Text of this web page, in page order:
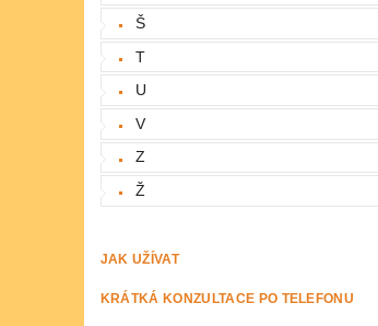
Š
T
U
V
Z
Ž
JAK UŽÍVAT
KRÁTKÁ KONZULTACE PO TELEFONU